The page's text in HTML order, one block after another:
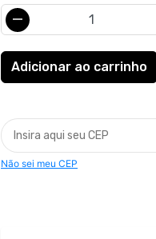
Não sei meu CEP